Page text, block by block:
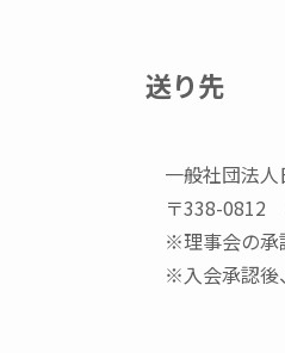
送り先
一般社団法
〒338-0812
※理事会の承
※入会承認後